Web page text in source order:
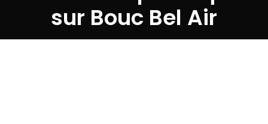
sur Bouc Bel Air